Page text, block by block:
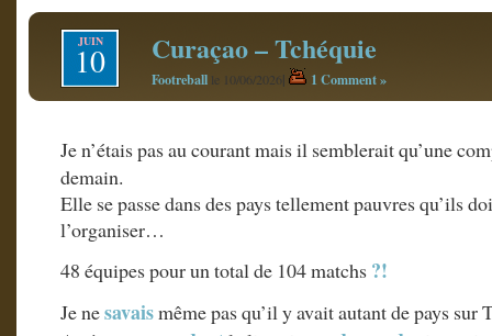
JUIN
10 Curaçao – Tchéquie
Footreball le 10/06/2026| 1 Comment »
Je n’étais pas au courant mais il semblerait qu’une
demain.
Elle se passe dans des pays tellement pauvres qu’ils
l’organiser…
48 équipes pour un total de 104 matchs ?!
Je nesavaismême pas qu’il y avait autant de pays sur